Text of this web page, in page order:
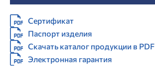
Сертификат
Паспорт изделия
Скачать каталог продукции в PDF
Электронная гарантия